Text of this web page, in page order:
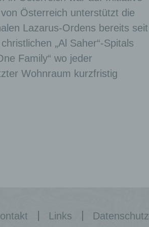
Österreich unterstützt die
Lazarus-Ordens bereits seit
„Al Saher“-Spitals
Family“ wo jeder
Wohnraum kurzfristig
Links Datenschutz